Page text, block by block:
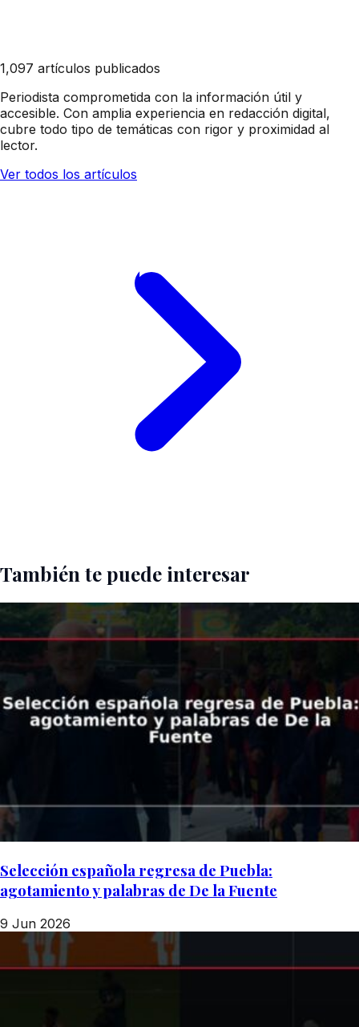
1,097 artículos publicados
Periodista comprometida con la información útil y
accesible. Con amplia experiencia en redacción digital,
cubre todo tipo de temáticas con rigor y proximidad al
lector.
Ver todos los artículos
También te puede interesar
Selección española regresa de Puebla:
agotamiento y palabras de De la Fuente
9 Jun 2026